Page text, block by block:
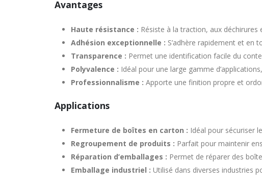
Avantages
Haute résistance : Résiste à la traction, aux déchirures
Adhésion exceptionnelle : S’adhère rapidement et en
Transparence : Permet une identification facile du
Polyvalence : Idéal pour une large gamme
Professionnalisme : Apporte une finition propre et
Applications
Fermeture de boîtes en carton : Idéal pour sécuriser
Regroupement de produits : Parfait pour maintenir
Réparation d’emballages : Permet de réparer des
Emballage industriel : Utilisé dans diverses industries